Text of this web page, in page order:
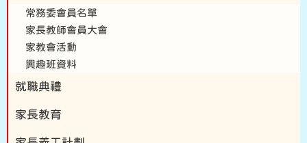
常務委會員名單
家長教師會員大會
家教會活動
興趣班資料
就職典禮
家長教育